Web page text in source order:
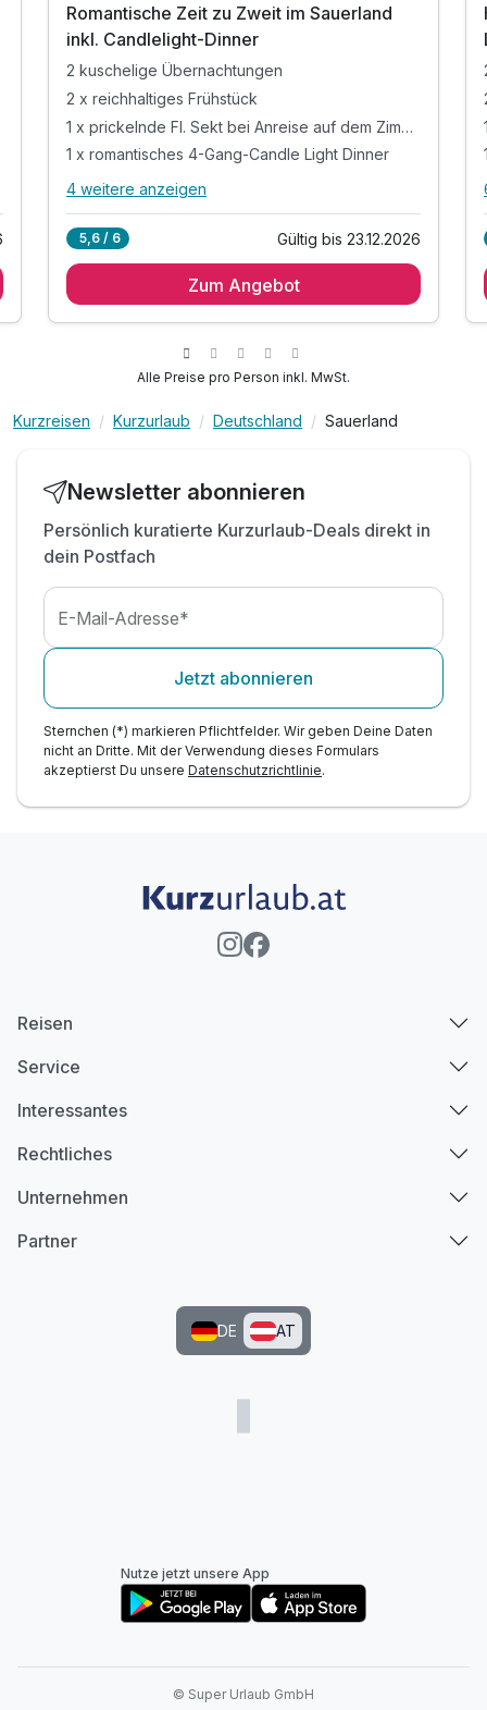
Romantische Zeit zu Zweit im Sauerland
inkl. Candlelight-Dinner
2 kuschelige Übernachtungen
2 x reichhaltiges Frühstück
1 x prickelnde Fl. Sekt bei Anreise auf dem Zimmer
1 x romantisches 4-Gang-Candle Light Dinner
Alle Inklusivleistungen
2 x reichhaltiges Frühstück
1 x romantisches 4-Gang-Candle Light Dinner
Zimmer
inkl. WLAN
4 weitere anzeigen
5,6 / 6 Gültig bis 23.12.2026
Zum Angebot
Alle Preise pro Person inkl. MwSt.
Kurzreisen Kurzurlaub Deutschland Sauerland
Newsletter abonnieren
Persönlich kuratierte Kurzurlaub-Deals direkt in
dein Postfach
E-Mail-Adresse*
Jetzt abonnieren
Sternchen (*) markieren Pflichtfelder. Wir geben Deine Daten
nicht an Dritte. Mit der Verwendung dieses Formulars
akzeptierst Du unsere Datenschutzrichtlinie.
Reisen
Service
Interessantes
Rechtliches
Unternehmen
Partner
DE AT
Nutze jetzt unsere App
© Super Urlaub GmbH